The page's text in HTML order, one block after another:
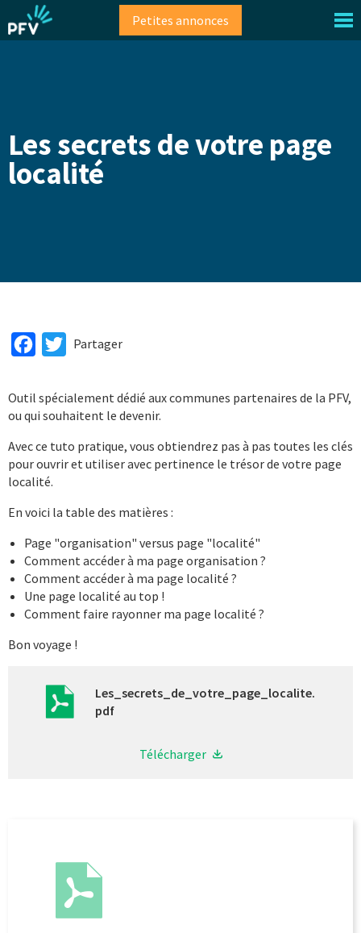
au
contenu
Petites annonces
Les secrets de votre page
localité
FacebookTwitter
Partager
Outil spécialement dédié aux communes partenaires de la PFV,
ou qui souhaitent le devenir.
Avec ce tuto pratique, vous obtiendrez pas à pas toutes les clés
pour ouvrir et utiliser avec pertinence le trésor de votre page
localité.
En voici la table des matières :
Page "organisation" versus page "localité"
Comment accéder à ma page organisation ?
Comment accéder à ma page localité ?
Une page localité au top !
Comment faire rayonner ma page localité ?
Bon voyage !
Les_secrets_de_votre_page_localite.
pdf
Télécharger